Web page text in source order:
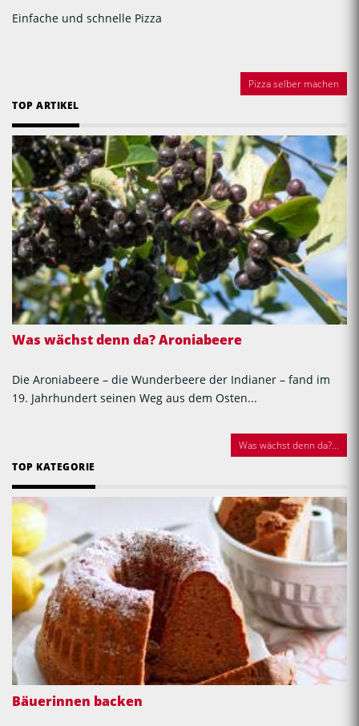
Einfache und schnelle Pizza
Pizza selber machen
TOP ARTIKEL
Was wächst denn da? Aroniabeere
Die Aroniabeere – die Wunderbeere der Indianer – fand im
19. Jahrhundert seinen Weg aus dem Osten...
Was wächst denn da?...
TOP KATEGORIE
Bäuerinnen backen